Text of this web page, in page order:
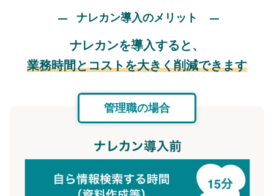
ナレカン導入のメリット
ナレカンを導入すると、
業務時間とコストを大きく削減できます
管理職の場合